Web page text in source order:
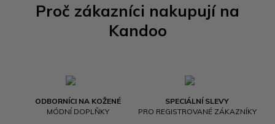
Proč zákazníci nakupují na
Kandoo
ODBORNÍCI NA KOŽENÉ
MÓDNÍ DOPLŇKY
SPECIÁLNÍ SLEVY
PRO REGISTROVANÉ ZÁKAZNÍKY